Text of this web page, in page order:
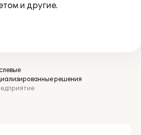
и другие.
решения